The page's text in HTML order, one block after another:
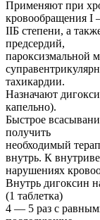
Применяют при
кровообращения
IIБ степени, а
предсердий,
пароксизмальной
тахикардии.
Назначают
капельно).
Быстрое
получить
необходимый
внутрь. К
нарушениях
Внутрь дигоксин
(1 таблетка)
4 — 5 раз с